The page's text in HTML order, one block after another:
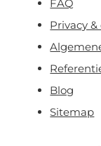
FAQ
Privacy &
Blog
Sitemap